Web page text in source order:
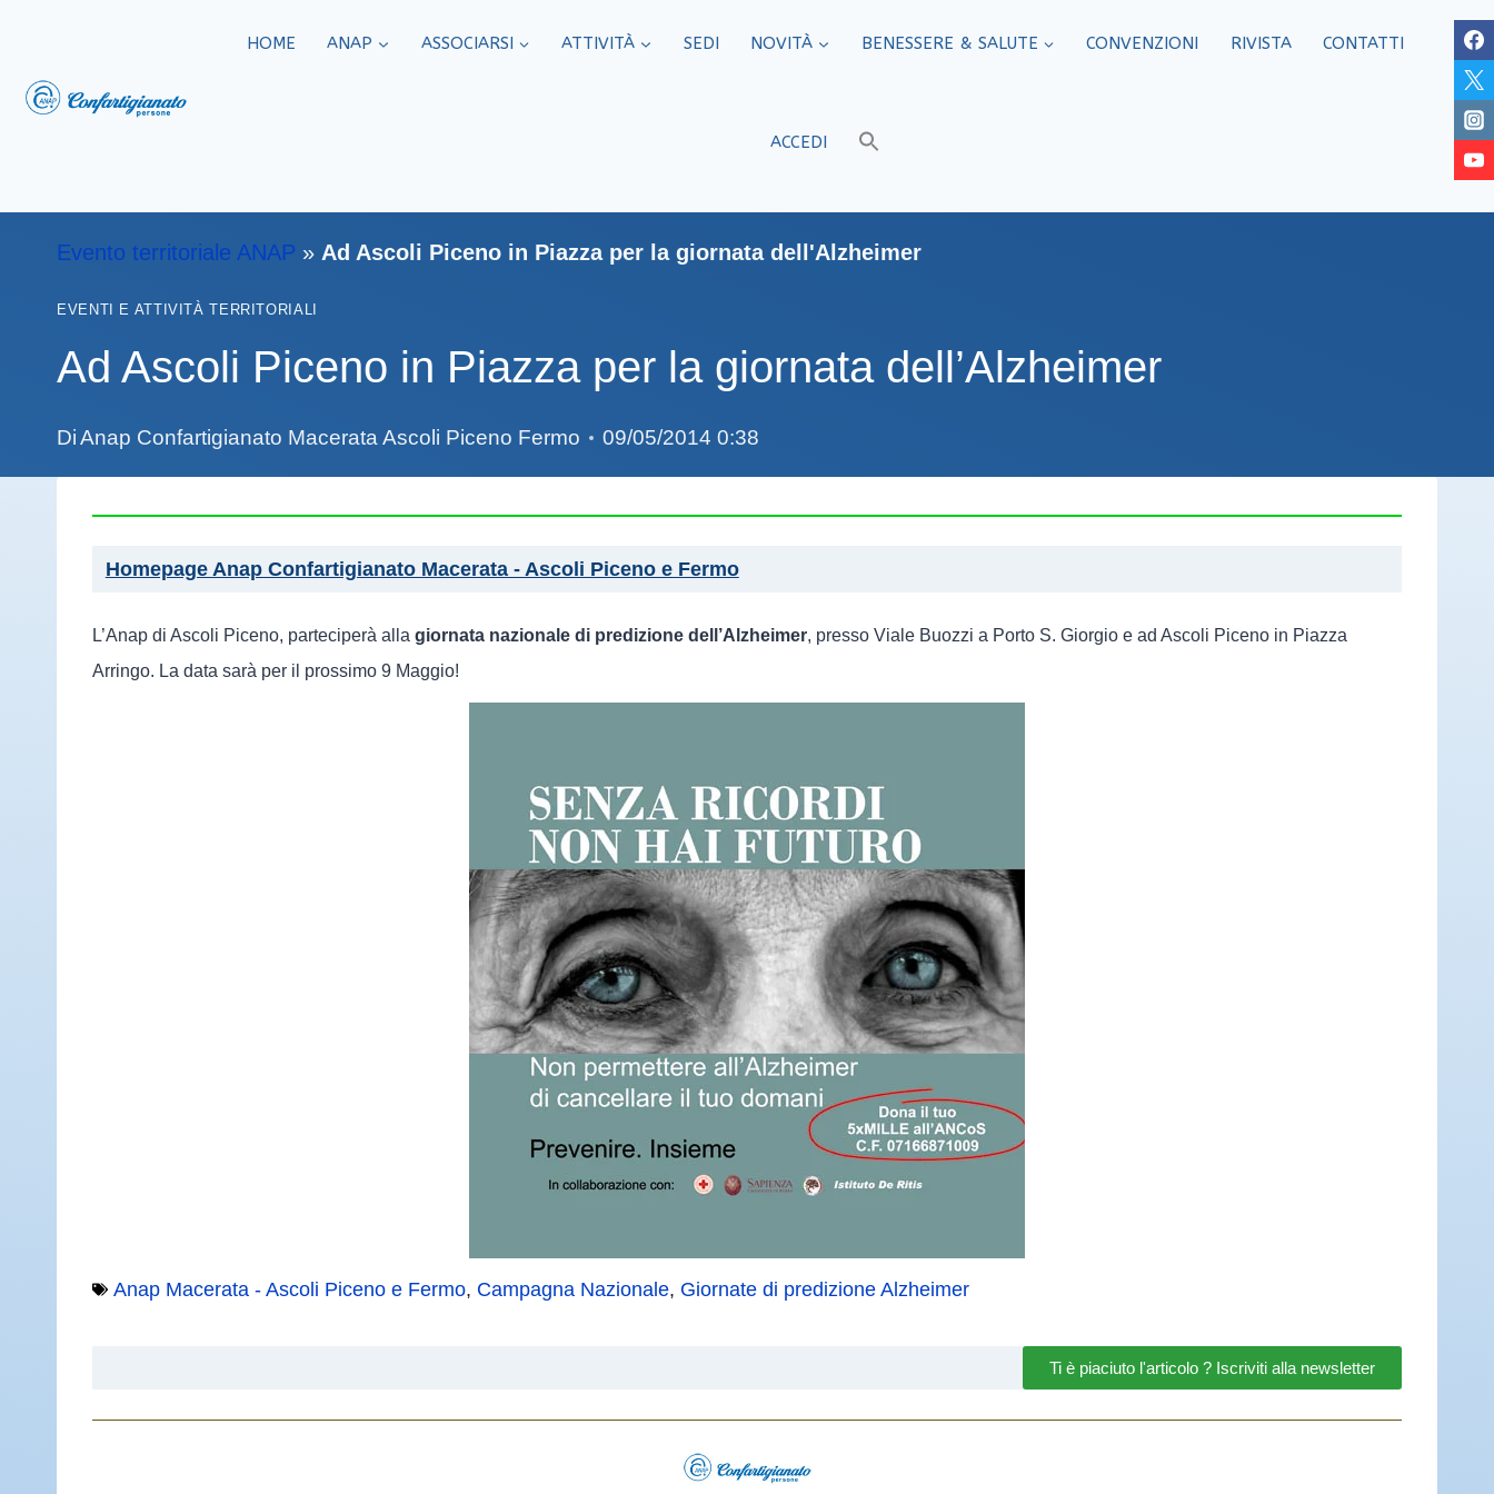
HOME ANAP ASSOCIARSI ATTIVITÀ SEDI​ NOVITÀ BENESSERE & SALUTE CONVENZIONI RIVISTA CONTATTI
ACCEDI
Evento territoriale ANAP » Ad Ascoli Piceno in Piazza per la giornata dell'Alzheimer
EVENTI E ATTIVITÀ TERRITORIALI
Ad Ascoli Piceno in Piazza per la giornata dell’Alzheimer
DiAnap Confartigianato Macerata Ascoli Piceno Fermo 09/05/2014 0:38
Homepage Anap Confartigianato Macerata - Ascoli Piceno e Fermo
L’Anap di Ascoli Piceno, parteciperà alla giornata nazionale di predizione dell’Alzheimer, presso Viale Buozzi a Porto S. Giorgio e ad Ascoli Piceno in Piazza
Arringo. La data sarà per il prossimo 9 Maggio!
Anap Macerata - Ascoli Piceno e Fermo, Campagna Nazionale, Giornate di predizione Alzheimer
Ti è piaciuto l'articolo ? Iscriviti alla newsletter